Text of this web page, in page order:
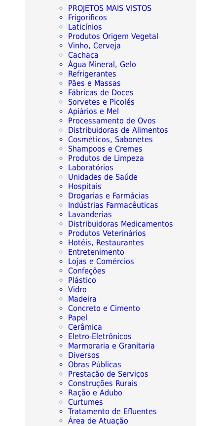
PROJETOS MAIS VISTOS
Frigoríficos
Laticínios
Produtos Origem Vegetal
Vinho, Cerveja
Cachaça
Água Mineral, Gelo
Refrigerantes
Pães e Massas
Fábricas de Doces
Sorvetes e Picolés
Apiários e Mel
Processamento de Ovos
Distribuidoras de Alimentos
Cosméticos, Sabonetes
Shampoos e Cremes
Produtos de Limpeza
Laboratórios
Unidades de Saúde
Hospitais
Drogarias e Farmácias
Indústrias Farmacêuticas
Lavanderias
Distribuidoras Medicamentos
Produtos Veterinários
Hotéis, Restaurantes
Entretenimento
Lojas e Comércios
Confeções
Plástico
Vidro
Madeira
Concreto e Cimento
Papel
Cerâmica
Eletro-Eletrônicos
Marmoraria e Granitaria
Diversos
Obras Públicas
Prestação de Serviços
Construções Rurais
Ração e Adubo
Curtumes
Tratamento de Efluentes
Área de Atuação